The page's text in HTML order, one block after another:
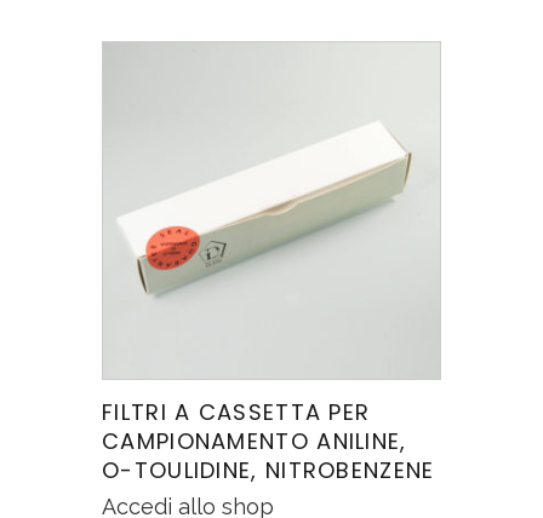
FILTRI A CASSETTA PER
CAMPIONAMENTO ANILINE,
O-TOULIDINE, NITROBENZENE
Accedi allo shop